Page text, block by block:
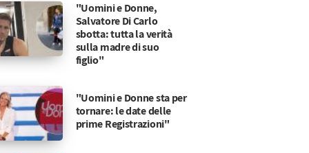
"Uomini e Donne,
Salvatore Di Carlo
sbotta: tutta la verità
sulla madre di suo
figlio"
"Uomini e Donne sta per
tornare: le date delle
prime Registrazioni"